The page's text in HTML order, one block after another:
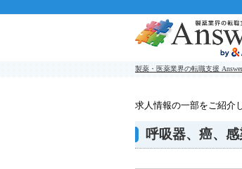
製薬・医薬業界の転職支援
求人情報の一部をご紹介
呼吸器、癌、